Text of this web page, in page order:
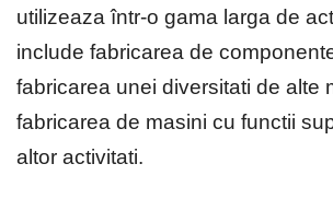
utilizeaza într-o gama larga de
include fabricarea de
fabricarea unei diversitati de alte
fabricarea de masini cu functii
altor activitati.